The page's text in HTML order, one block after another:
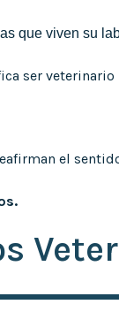
que viven su
ser veterinario
el